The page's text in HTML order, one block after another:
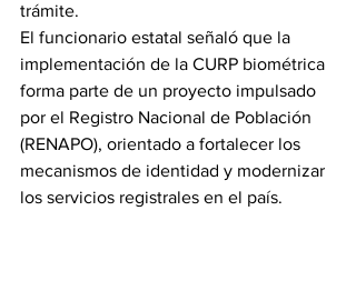
trámite.
El funcionario estatal señaló que la
implementación de la CURP biométrica
forma parte de un proyecto impulsado
por el Registro Nacional de Población
(RENAPO), orientado a fortalecer los
mecanismos de identidad y modernizar
los servicios registrales en el país.